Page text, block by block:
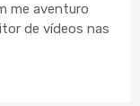
me aventuro
de vídeos nas